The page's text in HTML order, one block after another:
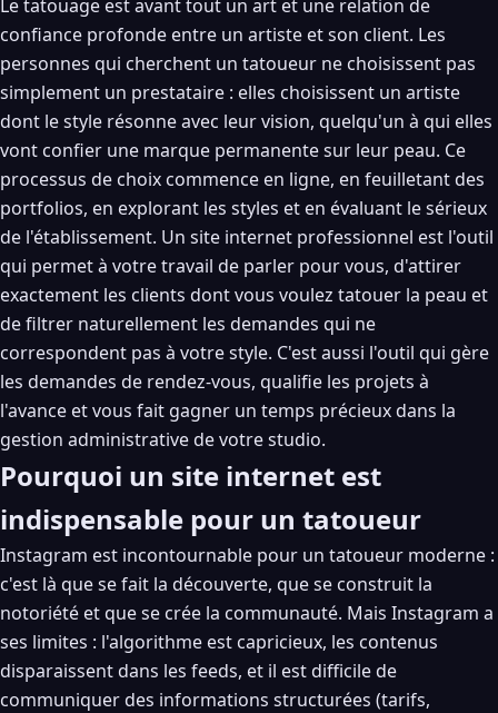
Le tatouage est avant tout un art et une relation de
confiance profonde entre un artiste et son client. Les
personnes qui cherchent un tatoueur ne choisissent pas
simplement un prestataire : elles choisissent un artiste
dont le style résonne avec leur vision, quelqu'un à qui elles
vont confier une marque permanente sur leur peau. Ce
processus de choix commence en ligne, en feuilletant des
portfolios, en explorant les styles et en évaluant le sérieux
de l'établissement. Un site internet professionnel est l'outil
qui permet à votre travail de parler pour vous, d'attirer
exactement les clients dont vous voulez tatouer la peau et
de filtrer naturellement les demandes qui ne
correspondent pas à votre style. C'est aussi l'outil qui gère
les demandes de rendez-vous, qualifie les projets à
l'avance et vous fait gagner un temps précieux dans la
gestion administrative de votre studio.
Pourquoi un site internet est
indispensable pour un tatoueur
Instagram est incontournable pour un tatoueur moderne :
c'est là que se fait la découverte, que se construit la
notoriété et que se crée la communauté. Mais Instagram a
ses limites : l'algorithme est capricieux, les contenus
disparaissent dans les feeds, et il est difficile de
communiquer des informations structurées (tarifs,